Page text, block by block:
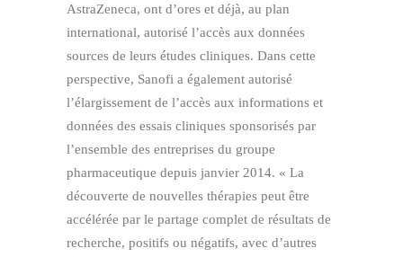
AstraZeneca, ont d’ores et déjà, au plan
international, autorisé l’accès aux données
sources de leurs études cliniques. Dans cette
perspective, Sanofi a également autorisé
l’élargissement de l’accès aux informations et
données des essais cliniques sponsorisés par
l’ensemble des entreprises du groupe
pharmaceutique depuis janvier 2014. « La
découverte de nouvelles thérapies peut être
accélérée par le partage complet de résultats de
recherche, positifs ou négatifs, avec d’autres